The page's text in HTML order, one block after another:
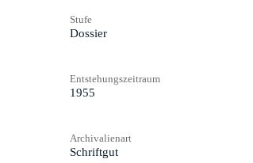
Stufe
Dossier
Entstehungszeitraum
1955
Archivalienart
Schriftgut